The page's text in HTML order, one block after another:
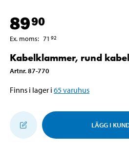
8990
Ex. moms: 71 92
Kabelklammer, rund
Artnr.87-770
Finns i lager i 65varuhus
LÄGG I